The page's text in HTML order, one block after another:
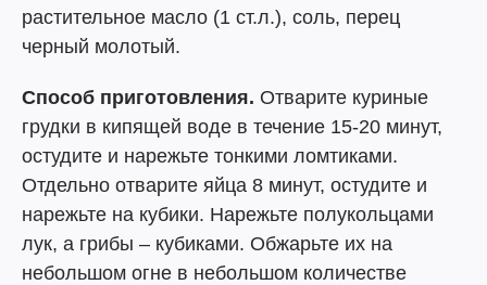
растительное масло (1 ст.л.), соль, перец
черный молотый.
Способ приготовления. Отварите куриные
грудки в кипящей воде в течение 15-20 минут,
остудите и нарежьте тонкими ломтиками.
Отдельно отварите яйца 8 минут, остудите и
нарежьте на кубики. Нарежьте полукольцами
лук, а грибы – кубиками. Обжарьте их на
небольшом огне в небольшом количестве